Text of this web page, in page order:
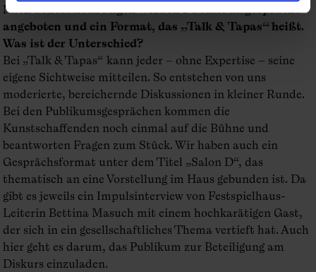
Nach den Aufführungen werden Publikumsgespräche
angeboten und ein Format, das „Talk & Tapas“ heißt.
Was ist der Unterschied?
Bei „Talk & Tapas“ kann jeder – ohne Expertise – seine
eigene Sichtweise mitteilen. So entstehen von uns
moderierte, bereichernde Diskussionen in kleiner Runde.
Bei den Publikumsgesprächen kommen die
Kunstschaffenden noch einmal auf die Bühne und
beantworten Fragen zum Stück. Wir haben auch ein
Gesprächsformat unter dem Titel „Salon D“, das
thematisch an eine Vorstellung im Haus gebunden ist. Da
gibt es jeweils ein Impulsinterview von Festspielhaus-
Leiterin Bettina Masuch mit einem hochkarätigen Gast,
der sich in ein gesellschaftliches Thema vertieft hat. Auch
hier geht es darum, das Publikum zur Beteiligung am
Diskurs einzuladen.